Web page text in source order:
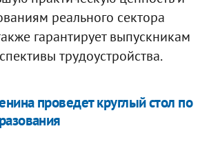
реального сектора
гарантирует выпускникам
трудоустройства.
проведет круглый стол по